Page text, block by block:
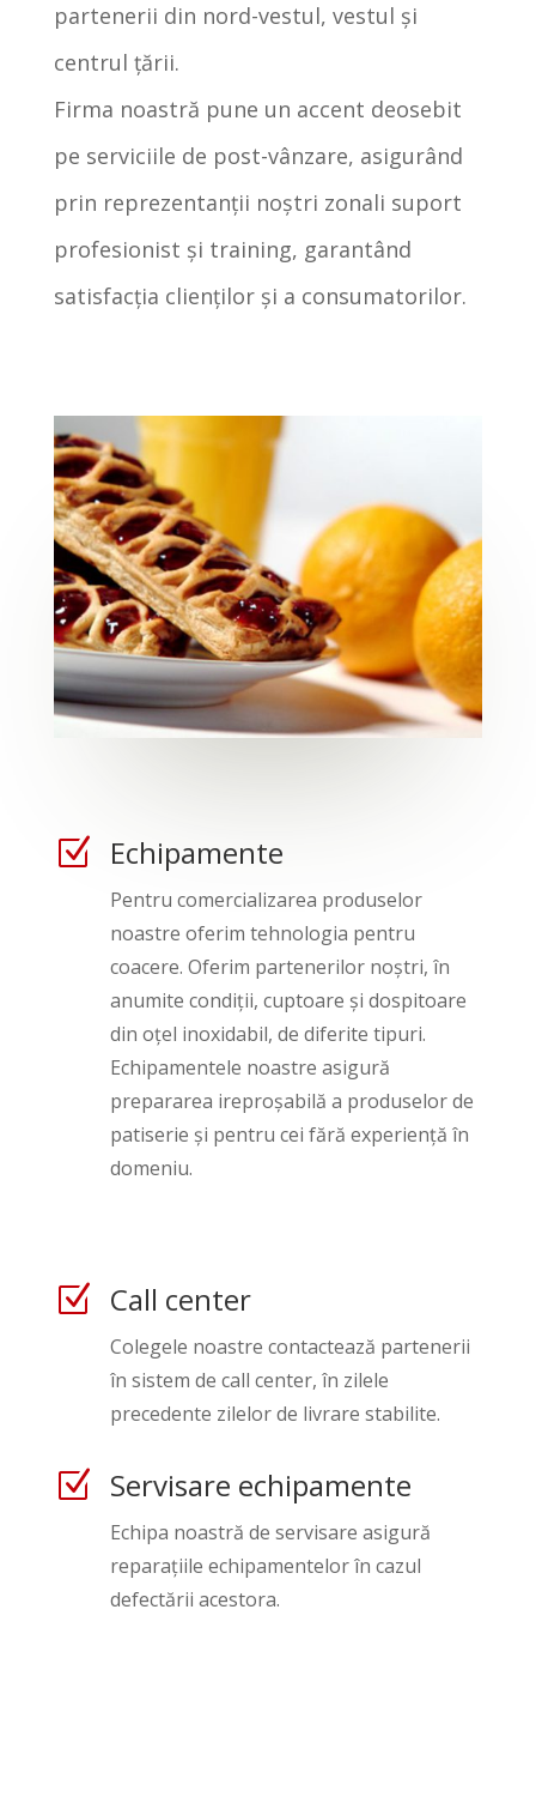
partenerii din nord-vestul, vestul și
centrul ţării.
Firma noastră pune un accent deosebit
pe serviciile de post-vânzare, asigurând
prin reprezentanții noștri zonali suport
profesionist și training, garantând
satisfacţia clienţilor și a consumatorilor.
Z Echipamente
Pentru comercializarea produselor
noastre oferim tehnologia pentru
coacere. Oferim partenerilor noștri, în
anumite condiții, cuptoare și dospitoare
din oțel inoxidabil, de diferite tipuri.
Echipamentele noastre asigură
prepararea ireproșabilă a produselor de
patiserie și pentru cei fără experiență în
domeniu.
Z Call center
Colegele noastre contactează partenerii
în sistem de call center, în zilele
precedente zilelor de livrare stabilite.
Z Servisare echipamente
Echipa noastră de servisare asigură
reparațiile echipamentelor în cazul
defectării acestora.